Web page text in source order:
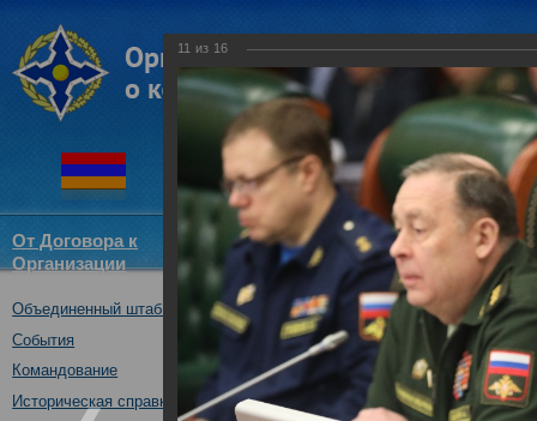
От Договора к
Организации
Структура
ОДКБ
Новости
Объединенный штаб ОДКБ
События
Командование
Историческая справка
Первые штабные
проведению
органов управления и
системы коллективной
20.02.2018
11 из 16